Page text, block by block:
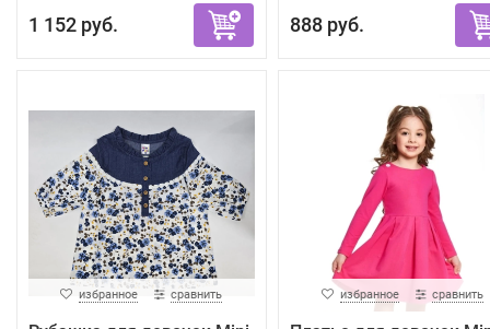
1 152 руб. 888 руб.
избранное сравнить избранное сравнить